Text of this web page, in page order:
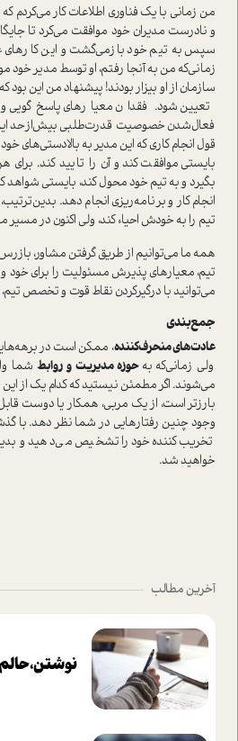
من زمانی با یک فناوری اطلاعات کار
و نادرست مدیران خود موافقت می‌کرد تا
سپس به تیم خود بازمی‌گشت و این کارهای
زمانی‌که من به آنجا رفتم، او توسط مدیر خود
سازمان از او بیزار بودند! پیشنهاد من این بود
تعیین شود. فقدان معیارهای
فعال‌شدن خصوصیت قدرت‌طلبی بیش‌از‌حد این
قول انجام کاری که این مدیر به بالادستی‌های
بایستی موافقت کند و آن را تایید کند.
بگیرد و به تیم خود محول کند، بایستی شواهد
انجام کار و برنامه‌ریزی انجام دهد.
تیم را به خودش احیاء کند، ولی اکنون در
همه ما می‌توانیم از طریق گرفتن مشاور،
تیم، معیارهای پذیرش مسئولیت را برای خود
می‌توانید با درگیر‌کردن نقاط قوت و تخصص
جمع‌بندی
عادت‌های منحرف‌کننده، ممکن ا‌ست در
ولی زمانی‌که بهحوزه مدیریت و روابط شما
می‌شوند. اگر مطمئن نیستید که کدام یک از
بارزتر ا‌ست، از یک مربی، همکار یا دوست
وجود چنین رفتار‌هایی در شما نظر دهد. با
تخریب‌کننده خود را تشخیص می‌دهید و
خواهید شد.
آخرین مطالب
نوشتن،